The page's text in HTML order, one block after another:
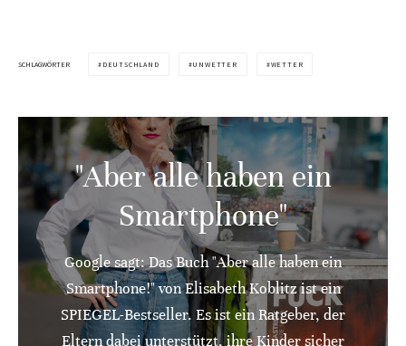
SCHLAGWÖRTER DEUTSCHLAND UNWETTER WETTER
"Aber alle haben ein
Smartphone"
Google sagt: Das Buch "Aber alle haben ein
Smartphone!" von Elisabeth Koblitz ist ein
SPIEGEL-Bestseller. Es ist ein Ratgeber, der
Eltern dabei unterstützt, ihre Kinder sicher